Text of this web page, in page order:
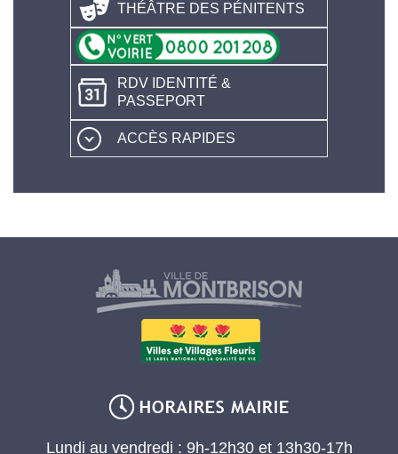
THÉÂTRE DES PÉNITENTS
RDV IDENTITÉ &
PASSEPORT
ACCÈS RAPIDES
Lundi au vendredi : 9h-12h30 et 13h30-17h